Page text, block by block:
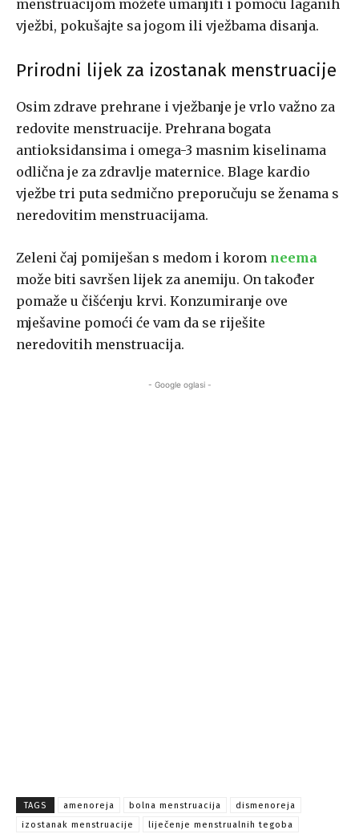
menstruacijom možete umanjiti i pomoću laganih
vježbi, pokušajte sa jogom ili vježbama disanja.
Prirodni lijek za izostanak menstruacije
Osim zdrave prehrane i vježbanje je vrlo važno za
redovite menstruacije. Prehrana bogata
antioksidansima i omega-3 masnim kiselinama
odlična je za zdravlje maternice. Blage kardio
vježbe tri puta sedmično preporučuju se ženama s
neredovitim menstruacijama.
Zeleni čaj pomiješan s medom i korom neema
može biti savršen lijek za anemiju. On također
pomaže u čišćenju krvi. Konzumiranje ove
mješavine pomoći će vam da se riješite
neredovitih menstruacija.
- Google oglasi -
TAGS amenoreja bolna menstruacija
dismenoreja
izostanak menstruacije
liječenje menstrualnih tegoba